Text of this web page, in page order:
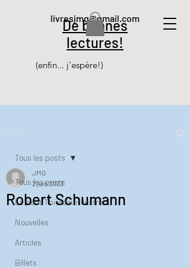
De bonnes
lectures!
(enfin... j'espère!)
livresjmg@gmail.com
Tous les posts
Le petit Thiéfaine illustré
Nouvelles
Articles
Billets
Tous les posts
Robert Schumann
JMG
2 juin 2023